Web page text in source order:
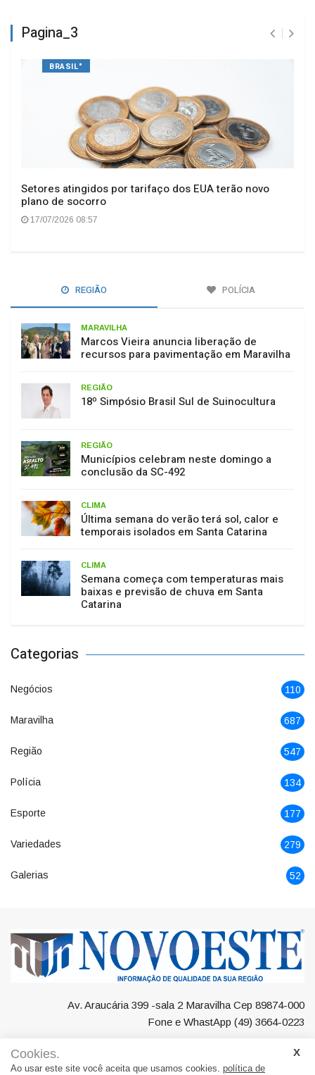
Pagina_3
BRASIL"
Setores atingidos por tarifaço dos EUA terão novo
plano de socorro
17/07/2026 08:57
REGIÃO POLÍCIA
MARAVILHA
Marcos Vieira anuncia liberação de
recursos para pavimentação em Maravilha
REGIÃO
18º Simpósio Brasil Sul de Suinocultura
REGIÃO
Municípios celebram neste domingo a
conclusão da SC-492
CLIMA
Última semana do verão terá sol, calor e
temporais isolados em Santa Catarina
CLIMA
Semana começa com temperaturas mais
baixas e previsão de chuva em Santa
Catarina
Categorias
Negócios 110
Maravilha 687
Região 547
Polícia 134
Esporte 177
Variedades 279
Galerias 52
Av. Araucária 399 -sala 2 Maravilha Cep 89874-000
Fone e WhastApp (49) 3664-0223
Cookies.
Ao usar este site você aceita que usamos cookies. política de